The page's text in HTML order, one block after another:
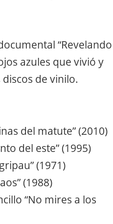
“Revelando
azules que vivió y
de vinilo.
del matute” (2010)
del este” (1995)
(1971)
(1988)
“No mires a los